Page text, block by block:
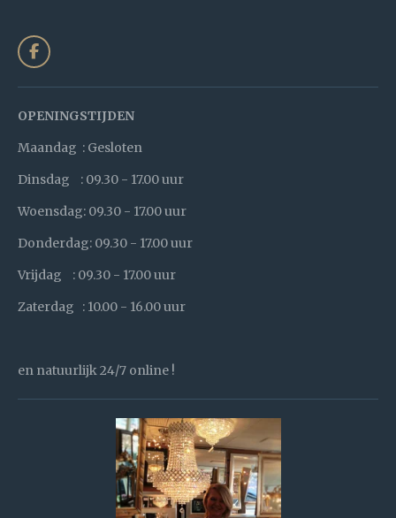
F
a
c
b
o
k
OPENINGSTIJDEN
Maandag : Gesloten
Dinsdag : 09.30 - 17.00 uur
Woensdag: 09.30 - 17.00 uur
Donderdag: 09.30 - 17.00 uur
Vrijdag : 09.30 - 17.00 uur
Zaterdag : 10.00 - 16.00 uur
en natuurlijk 24/7 online !